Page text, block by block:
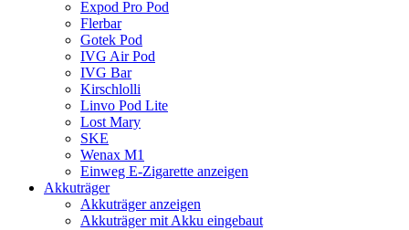
Expod Pro Pod
Flerbar
Gotek Pod
IVG Air Pod
IVG Bar
Kirschlolli
Linvo Pod Lite
Lost Mary
SKE
Wenax M1
Einweg E-Zigarette anzeigen
Akkuträger
Akkuträger anzeigen
Akkuträger mit Akku eingebaut